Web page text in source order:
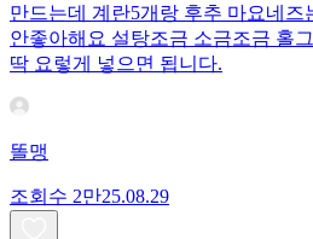
만드는데 계란5개랑 후추 마요네즈
안좋아해요 설탕조금 소금조금 홀
딱 요렇게 넣으면 됩니다.
똘맹
조회수 2만25.08.29